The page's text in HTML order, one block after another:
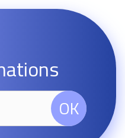
OK